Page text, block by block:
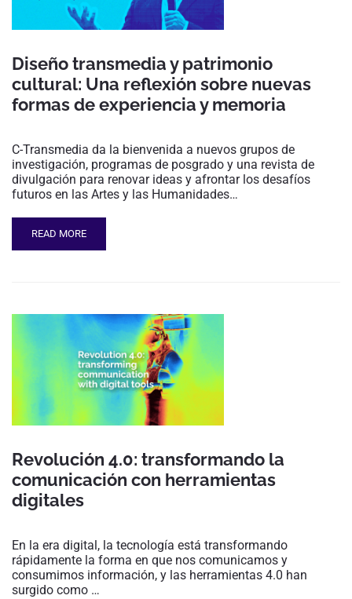
Diseño transmedia y patrimonio
cultural: Una reflexión sobre nuevas
formas de experiencia y memoria
C-Transmedia da la bienvenida a nuevos grupos de
investigación, programas de posgrado y una revista de
divulgación para renovar ideas y afrontar los desafíos
futuros en las Artes y las Humanidades…
READ MORE
Revolución 4.0: transformando la
comunicación con herramientas
digitales
En la era digital, la tecnología está transformando
rápidamente la forma en que nos comunicamos y
consumimos información, y las herramientas 4.0 han
surgido como …